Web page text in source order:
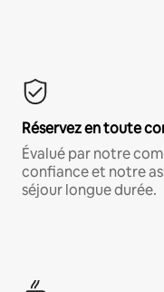
Réservez en toute
Évalué par notre
confiance et notre
séjour longue durée.